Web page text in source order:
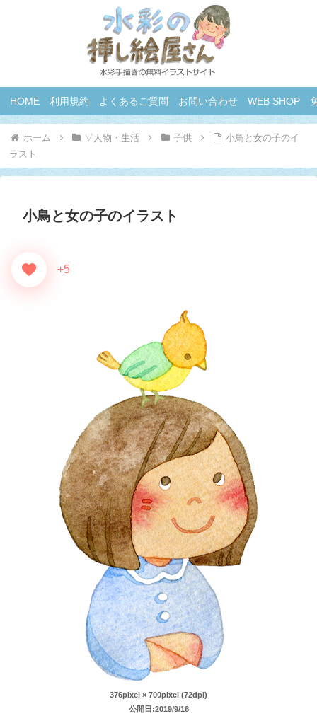
HOME 利用規約 よくあるご質問 お問い合わせ WEB SHOP
ホーム ▽人物・生活 子供
小鳥と女の子のイ
ラスト
小鳥と女の子のイラスト
+5
376pixel × 700pixel (72dpi)
公開日:2019/9/16